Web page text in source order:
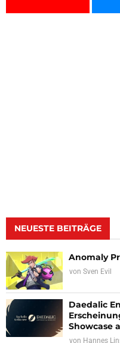
NEUESTE BEITRÄGE
Anomaly
von Sven Evil
Daedalic
Showcase
von Hannes